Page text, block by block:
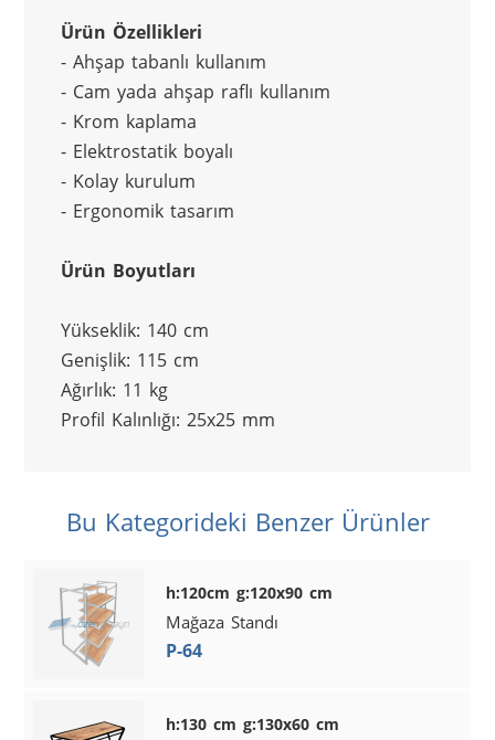
Ürün Özellikleri
- Ahşap tabanlı kullanım
- Cam yada ahşap raflı kullanım
- Krom kaplama
- Elektrostatik boyalı
- Kolay kurulum
- Ergonomik tasarım
Ürün Boyutları
Yükseklik: 140 cm
Genişlik: 115 cm
Ağırlık: 11 kg
Profil Kalınlığı: 25x25 mm
Bu Kategorideki Benzer Ürünler
h:120cm g:120x90 cm
Mağaza Standı
P-64
h:130 cm g:130x60 cm